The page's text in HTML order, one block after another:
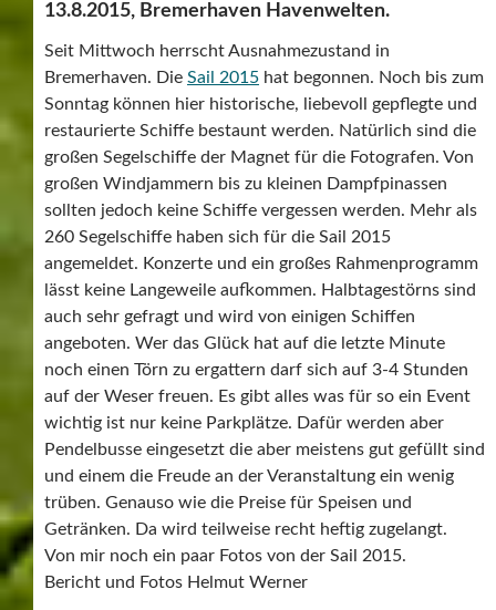
13.8.2015, Bremerhaven Havenwelten.
Seit Mittwoch herrscht Ausnahmezustand in
Bremerhaven. Die Sail 2015 hat begonnen. Noch bis zum
Sonntag können hier historische, liebevoll gepflegte und
restaurierte Schiffe bestaunt werden. Natürlich sind die
großen Segelschiffe der Magnet für die Fotografen. Von
großen Windjammern bis zu kleinen Dampfpinassen
sollten jedoch keine Schiffe vergessen werden. Mehr als
260 Segelschiffe haben sich für die Sail 2015
angemeldet. Konzerte und ein großes Rahmenprogramm
lässt keine Langeweile aufkommen. Halbtagestörns sind
auch sehr gefragt und wird von einigen Schiffen
angeboten. Wer das Glück hat auf die letzte Minute
noch einen Törn zu ergattern darf sich auf 3-4 Stunden
auf der Weser freuen. Es gibt alles was für so ein Event
wichtig ist nur keine Parkplätze. Dafür werden aber
Pendelbusse eingesetzt die aber meistens gut gefüllt sind
und einem die Freude an der Veranstaltung ein wenig
trüben. Genauso wie die Preise für Speisen und
Getränken. Da wird teilweise recht heftig zugelangt.
Von mir noch ein paar Fotos von der Sail 2015.
Bericht und Fotos Helmut Werner